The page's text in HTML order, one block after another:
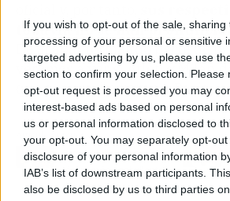
If you wish to opt-out of the sale,
processing of your personal or sensitive
targeted advertising by us, please use
section to confirm your selection. Please
opt-out request is processed you may
interest-based ads based on personal
us or personal information disclosed to
your opt-out. You may separately opt-
disclosure of your personal information
IAB’s list of downstream participants.
also be disclosed by us to third parties
todavía no se han
De acabar formando parte de la
veremos a ver si Atleti y Milán
que sus cracks vayan a París.
Artículo anterior
Sergio Llull tiene a tiro el
récord más apabullante
de la Euroliga